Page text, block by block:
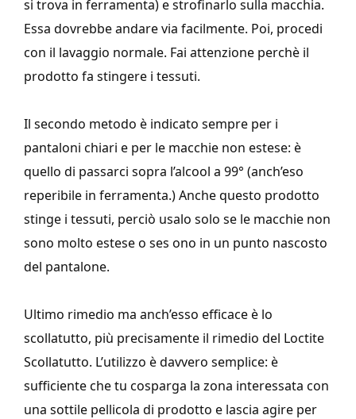
si trova in ferramenta) e strofinarlo sulla macchia.
Essa dovrebbe andare via facilmente. Poi, procedi
con il lavaggio normale. Fai attenzione perchè il
prodotto fa stingere i tessuti.
Il secondo metodo è indicato sempre per i
pantaloni chiari e per le macchie non estese: è
quello di passarci sopra l’alcool a 99° (anch’eso
reperibile in ferramenta.) Anche questo prodotto
stinge i tessuti, perciò usalo solo se le macchie non
sono molto estese o ses ono in un punto nascosto
del pantalone.
Ultimo rimedio ma anch’esso efficace è lo
scollatutto, più precisamente il rimedio del Loctite
Scollatutto. L’utilizzo è davvero semplice: è
sufficiente che tu cosparga la zona interessata con
una sottile pellicola di prodotto e lascia agire per